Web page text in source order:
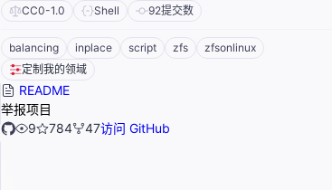
CC0-1.0 Shell 92提交数
balancing inplace script zfs
zfsonlinux
定制我的领域
README
举报项目
9
784 47访问 GitHub